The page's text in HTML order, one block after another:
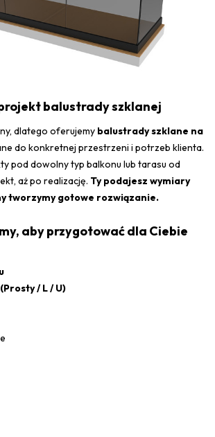
balustrady szklanej
dlatego oferujemy balustrady szklane na
do konkretnej przestrzeni i potrzeb klienta.
pod dowolny typ balkonu lub tarasu od
aż po realizację. Ty podajesz wymiary
tworzymy gotowe rozwiązanie.
aby przygotować dla Ciebie
/ L / U)